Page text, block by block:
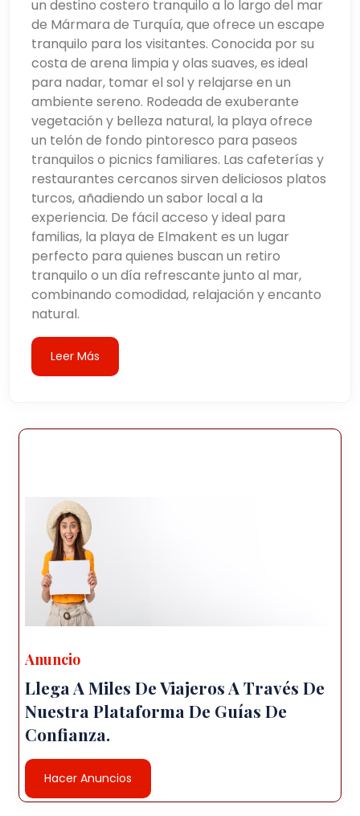
un destino costero tranquilo a lo largo del mar
de Mármara de Turquía, que ofrece un escape
tranquilo para los visitantes. Conocida por su
costa de arena limpia y olas suaves, es ideal
para nadar, tomar el sol y relajarse en un
ambiente sereno. Rodeada de exuberante
vegetación y belleza natural, la playa ofrece
un telón de fondo pintoresco para paseos
tranquilos o picnics familiares. Las cafeterías y
restaurantes cercanos sirven deliciosos platos
turcos, añadiendo un sabor local a la
experiencia. De fácil acceso y ideal para
familias, la playa de Elmakent es un lugar
perfecto para quienes buscan un retiro
tranquilo o un día refrescante junto al mar,
combinando comodidad, relajación y encanto
natural.
Leer Más
Anuncio
Llega A Miles De Viajeros A Través De
Nuestra Plataforma De Guías De
Confianza.
Hacer Anuncios